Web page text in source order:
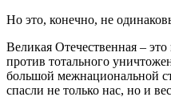
Но это, конечно, не
Великая Отечественная –
против тотального
большой межнациональной
спасли не только нас, но и